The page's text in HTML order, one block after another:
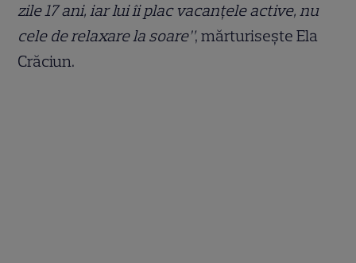
zile 17 ani, iar lui îi plac vacanțele active, nu
cele de relaxare la soare”, mărturisește Ela
Crăciun.